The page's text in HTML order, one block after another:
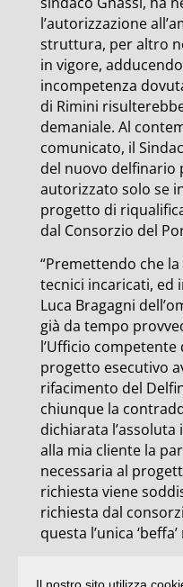
l’autorizzazione
struttura, per altro
in vigore,
incompetenza
di Rimini
demaniale. Al
comunicato, il
del nuovo delfinario
autorizzato solo se
progetto di
dal Consorzio del
“Premettendo che
tecnici incaricati, ed
Luca Bragagni
già da tempo
l’Ufficio
progetto esecutivo
rifacimento del
chiunque la
dichiarata
alla mia cliente la
necessaria al
richiesta viene
richiesta dal
questa l’unica